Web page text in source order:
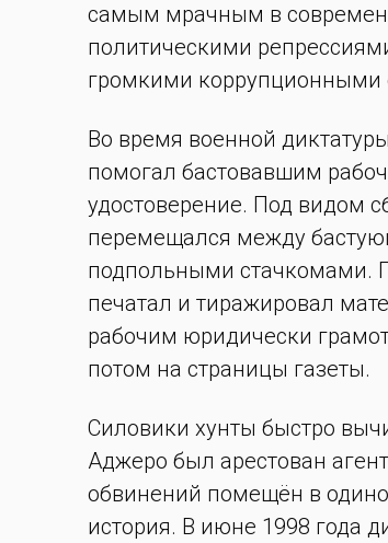
самым мрачным в
политическими
громкими коррупционными
Во время военной
помогал бастовавшим
удостоверение. Под видом
перемещался между
подпольными стачкомами.
печатал и тиражировал
рабочим юридически
потом на страницы газеты.
Силовики хунты быстро
Аджеро был арестован
обвинений помещён в
история. В июне 1998 года